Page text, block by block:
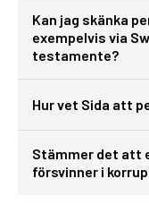
Kan jag skänka
exempelvis via
testamente?
Hur vet Sida att
Stämmer det att
försvinner i